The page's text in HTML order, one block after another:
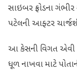
સાઇબર ફ્રોડના
પટેલની આફ્ટર
આ કેસની વિગત એવી
ધૂળ નાખવા માટે